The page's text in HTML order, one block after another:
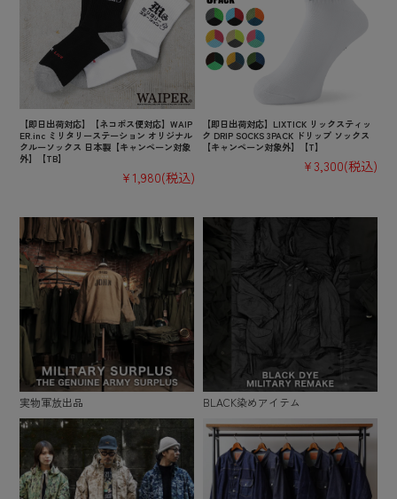
【即日出荷対応】【ネコポス便対応】WAIP
ER.inc ミリタリーステーション オリジナル
クルーソックス 日本製【キャンペーン対象
外】【TB】
¥1,980(税込)
【即日出荷対応】LIXTICK リックスティッ
ク DRIP SOCKS 3PACK ドリップ ソックス
【キャンペーン対象外】【T】
¥3,300(税込)
実物軍放出品 BLACK染めアイテム